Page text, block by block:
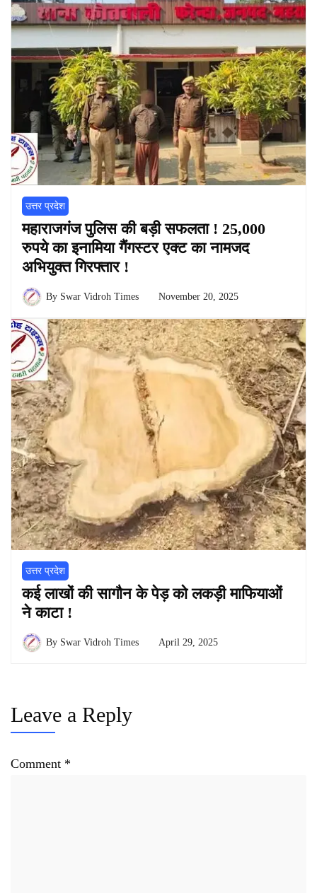
उत्तर प्रदेश
महाराजगंज पुलिस की बड़ी सफलता ! 25,000
रुपये का इनामिया गैंगस्टर एक्ट का नामजद
अभियुक्त गिरफ्तार !
By Swar Vidroh Times November 20, 2025
उत्तर प्रदेश
कई लाखों की सागौन के पेड़ को लकड़ी माफियाओं
ने काटा !
By Swar Vidroh Times April 29, 2025
Leave a Reply
Comment *